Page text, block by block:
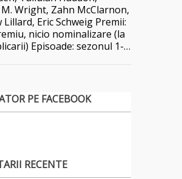
Wright, Zahn McClarnon,
Eric Schweig Premii:
nicio nominalizare (la
Episoade: sezonul 1-…
PE FACEBOOK
RECENTE